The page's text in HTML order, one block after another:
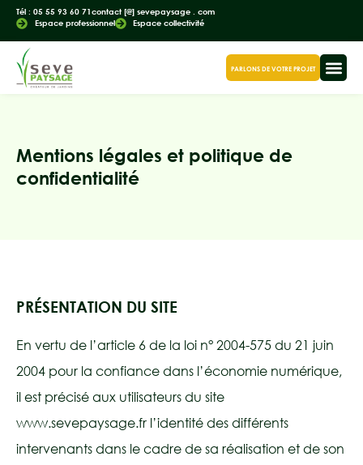
Tél : 05 55 93 60 71contact [@] sevepaysage . com
Espace professionnel
Espace collectivité
PARLONS DE VOTRE PROJET
Mentions légales et politique de
confidentialité
PRÉSENTATION DU SITE
En vertu de l’article 6 de la loi n° 2004-575 du 21 juin
2004 pour la confiance dans l’économie numérique,
il est précisé aux utilisateurs du site
www.sevepaysage.fr l’identité des différents
intervenants dans le cadre de sa réalisation et de son